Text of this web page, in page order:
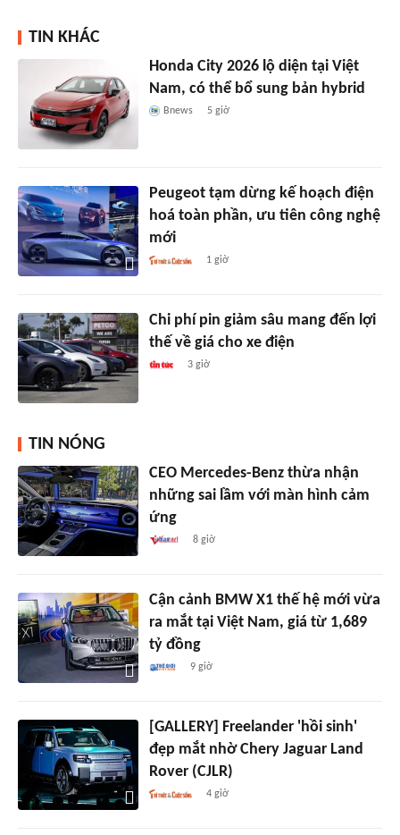
TIN KHÁC
Honda City 2026 lộ diện tại Việt
Nam, có thể bổ sung bản hybrid
Bnews 5 giờ
Peugeot tạm dừng kế hoạch điện
hoá toàn phần, ưu tiên công nghệ
mới
1 giờ
Chi phí pin giảm sâu mang đến lợi
thế về giá cho xe điện
3 giờ
TIN NÓNG
CEO Mercedes-Benz thừa nhận
những sai lầm với màn hình cảm
ứng
8 giờ
Cận cảnh BMW X1 thế hệ mới vừa
ra mắt tại Việt Nam, giá từ 1,689
tỷ đồng
9 giờ
[GALLERY] Freelander 'hồi sinh'
đẹp mắt nhờ Chery Jaguar Land
Rover (CJLR)
4 giờ